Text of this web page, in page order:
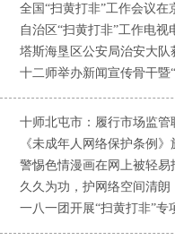
全国“扫黄打非”工作会议在
自治区“扫黄打非”工作电视
塔斯海垦区公安局治安大队
十二师举办新闻宣传骨干暨
十师北屯市：履行市场监管
《未成年人网络保护条例
警惕色情漫画在网上被轻易
久久为功，护网络空间清朗
一八一团开展“扫黄打非”专